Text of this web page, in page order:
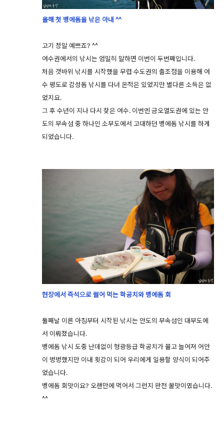
올해 첫 벵에돔을 낚은 아내 ^^
고기 정말 예쁘죠? ^^
여수권에서의 낚시는 엄밀히 말하면 이번이 두번째입니다.
처음 갯바위 낚시를 시작했을 무렵 수도권의 출조점을 이용해 여
수 평도로 감성돔 낚시를 다녀 온적은 있었지만 별다른 소득은 없
었지요.
그 후 수년이 지나 다시 찾은 여수. 이번엔 금오열도권에 있는 안
도의 부속섬 중 하나인 소부도에서 고대하던 벵에돔 낚시를 하게
되었습니다.
현장에서 즉석으로 썰어 먹는 학공치와 벵에돔 회
둘째날 이른 아침부터 시작된 낚시는 안도의 부속섬인 대부도에
서 이뤄졌습니다.
벵에돔 낚시 도중 난데없이 형광등급 학공치가 물고 늘어져 어안
이 벙벙했지만 이내 횟감이 되어 우리에게 일용할 양식이 되어주
었습니다.
벵에돔 회맛이요? 오랜만에 먹어서 그런지 완전 꿀맛이였습니다.
^^